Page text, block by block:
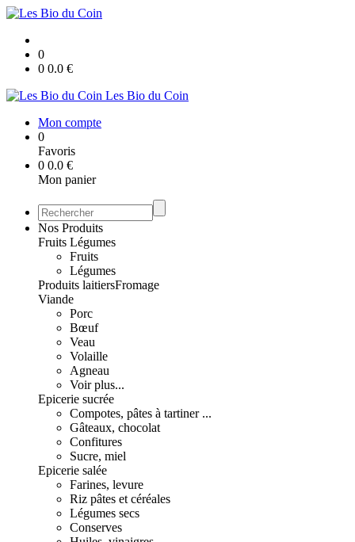
0
0 0.0 €
Les Bio du Coin
Mon compte
0
Favoris
0 0.0 €
Mon panier
Nos Produits
Fruits Légumes
Fruits
Légumes
Produits laitiersFromage
Viande
Porc
Bœuf
Veau
Volaille
Agneau
Voir plus...
Epicerie sucrée
Compotes, pâtes à tartiner ...
Gâteaux, chocolat
Confitures
Sucre, miel
Epicerie salée
Farines, levure
Riz pâtes et céréales
Légumes secs
Conserves